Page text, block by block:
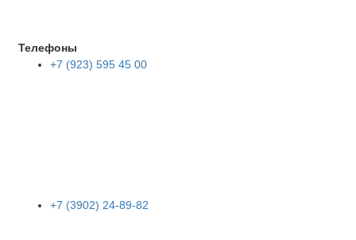
Телефоны
+7 (923) 595 45 00
+7 (3902) 24-89-82